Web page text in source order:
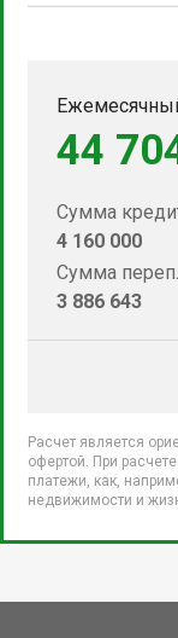
44
Сумма
4 160 000
Сумма
3 886 643
Расчет является
офертой. При
платежи, как,
недвижимости и